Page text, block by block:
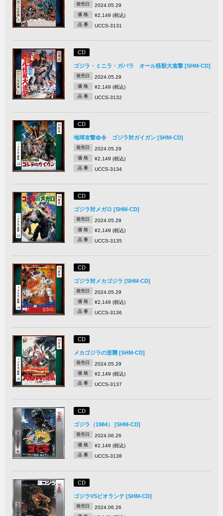
発売日 2024.05.29
価 格 ¥2,149 (税込)
品 番 UCCS-3131
CD
ゴジラ・ミニラ・ガバラ オール怪獣大進撃 [SHM-CD]
発売日 2024.05.29
価 格 ¥2,149 (税込)
品 番 UCCS-3132
CD
地球攻撃命令 ゴジラ対ガイガン [SHM-CD]
発売日 2024.05.29
価 格 ¥2,149 (税込)
品 番 UCCS-3134
CD
ゴジラ対メガロ [SHM-CD]
発売日 2024.05.29
価 格 ¥2,149 (税込)
品 番 UCCS-3135
CD
ゴジラ対メカゴジラ [SHM-CD]
発売日 2024.05.29
価 格 ¥2,149 (税込)
品 番 UCCS-3136
CD
メカゴジラの逆襲 [SHM-CD]
発売日 2024.05.29
価 格 ¥2,149 (税込)
品 番 UCCS-3137
CD
ゴジラ（1984） [SHM-CD]
発売日 2024.06.26
価 格 ¥2,149 (税込)
品 番 UCCS-3138
CD
ゴジラVSビオランテ [SHM-CD]
発売日 2024.06.26